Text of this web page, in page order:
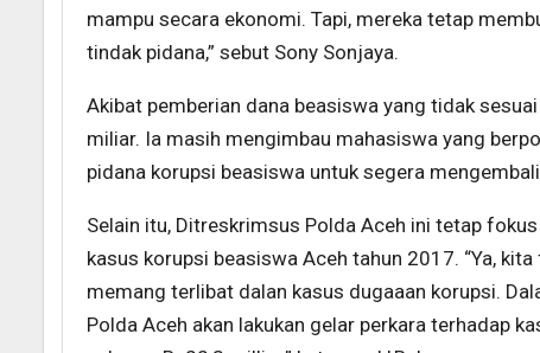
mampu secara ekonomi. Tapi, mereka tetap
tindak pidana,” sebut Sony Sonjaya.
Akibat pemberian dana beasiswa yang tidak
miliar. Ia masih mengimbau mahasiswa yang
pidana korupsi beasiswa untuk segera
Selain itu, Ditreskrimsus Polda Aceh ini tetap
kasus korupsi beasiswa Aceh tahun 2017. “Ya,
memang terlibat dalan kasus dugaaan korupsi.
Polda Aceh akan lakukan gelar perkara terhadap